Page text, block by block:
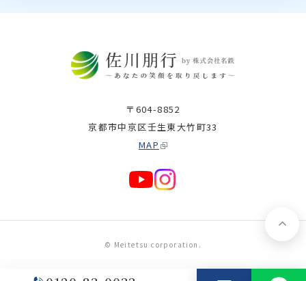
〒604-8852
京都市中京区壬生東大竹町33
MAP
© Meitetsu corporation.